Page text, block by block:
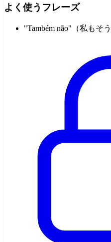
よく使うフレーズ
"Também não"（私もそ